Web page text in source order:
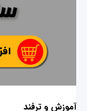
آموزش و ترفند